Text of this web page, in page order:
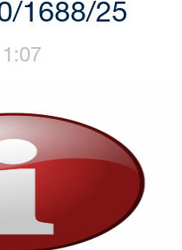
1688/25